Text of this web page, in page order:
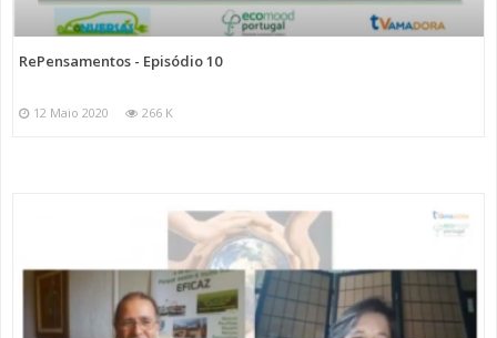
RePensamentos - Episódio 10
12 Maio 2020 266 K